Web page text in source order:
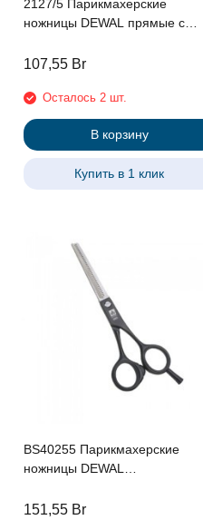
2127/5 Парикмахерские
ножницы DEWAL прямые с
107,55 Br
Осталось 2 шт.
В корзину
Купить в 1 клик
BS40255 Парикмахерские
ножницы DEWAL
151,55 Br